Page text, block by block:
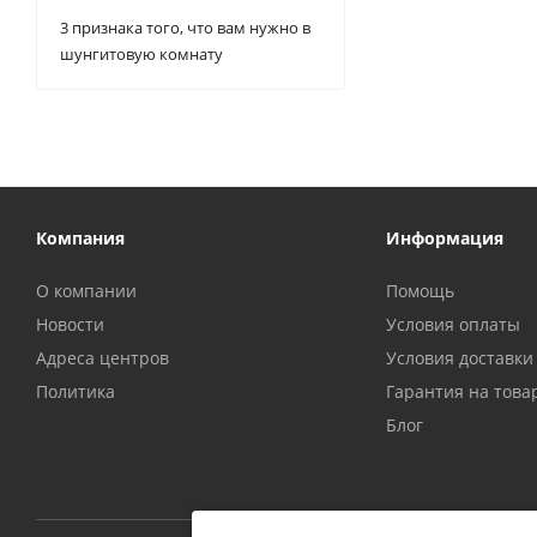
3 признака того, что вам нужно в
шунгитовую комнату
Компания
О компании
Новости
Адреса центров
Политика
Информация
Помощь
Условия оплаты
Условия доставки
Гарантия на
Блог